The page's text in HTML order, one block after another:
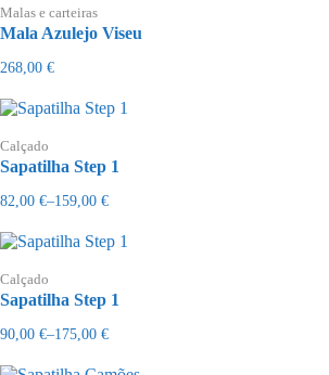
Malas e carteiras
Mala Azulejo Viseu
268,00 €
Calçado
Sapatilha Step 1
82,00 €–159,00 €
Price
82,00 €
159,00 €
Calçado
Sapatilha Step 1
90,00 €–175,00 €
Price